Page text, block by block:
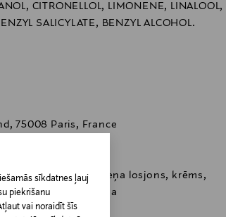
sīkdatnes ļauj
piekrišanu
vai noraidīt šīs
CITRONELLOL, LIMONENE, LINALOOL,
SALICYLATE, BENZYL ALCOHOL.
75008 Paris, France
losjons, ķermeņa losjons, krēms,
krēms, mitrināšana